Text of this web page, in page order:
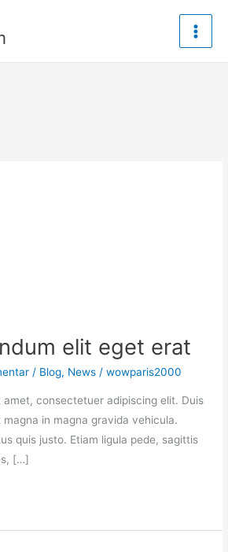
elit eget erat
/ Blog, News /wowparis2000
amet, consectetuer adipiscing elit. Duis
in magna gravida vehicula.
quis justo. Etiam ligula pede, sagittis
[…]